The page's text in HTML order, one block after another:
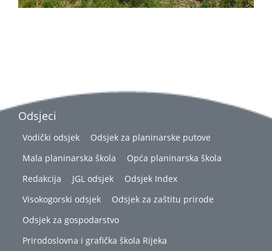
Odsjeci
Vodički odsjek
Odsjek za planinarske putove
Mala planinarska škola
Opća planinarska škola
Redakcija
JGL odsjek
Odsjek Index
Visokogorski odsjek
Odsjek za zaštitu prirode
Odsjek za gospodarstvo
Prirodoslovna i grafička škola Rijeka